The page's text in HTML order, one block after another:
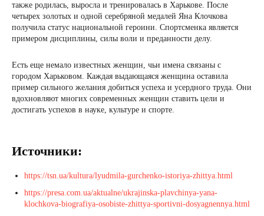
также родилась, выросла и тренировалась в Харькове. После
четырех золотых и одной серебряной медалей Яна Клочкова
получила статус национальной героини. Спортсменка является
примером дисциплины, силы воли и преданности делу.
Есть еще немало известных женщин, чьи имена связаны с
городом Харьковом. Каждая выдающаяся женщина оставила
пример сильного желания добиться успеха и усердного труда. Они
вдохновляют многих современных женщин ставить цели и
достигать успехов в науке, культуре и спорте.
Источники:
https://tsn.ua/kultura/lyudmila-gurchenko-istoriya-zhittya.html
https://presa.com.ua/aktualne/ukrajinska-plavchinya-yana-
klochkova-biografiya-osobiste-zhittya-sportivni-dosyagnennya.html